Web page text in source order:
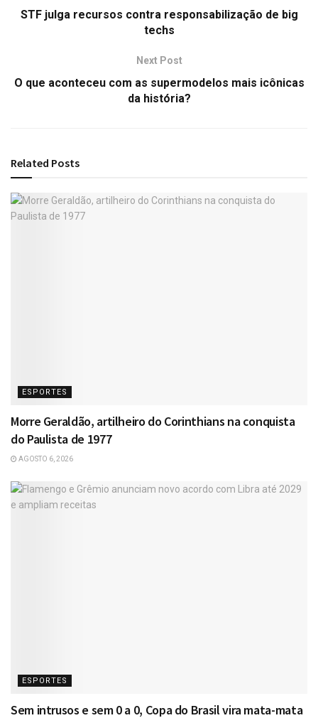
STF julga recursos contra responsabilização de big
techs
Next Post
O que aconteceu com as supermodelos mais icônicas
da história?
Related Posts
ESPORTES
Morre Geraldão, artilheiro do Corinthians na conquista
do Paulista de 1977
AGOSTO 6, 2026
ESPORTES
Sem intrusos e sem 0 a 0, Copa do Brasil vira mata-mata